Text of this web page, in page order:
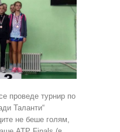
проведе турнир по
Таланти“
не беше голям,